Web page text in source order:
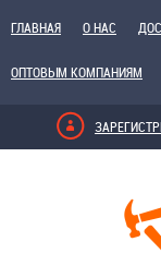
ГЛАВНАЯ О НАС
ОПТОВЫМ КОМПАНИЯМ